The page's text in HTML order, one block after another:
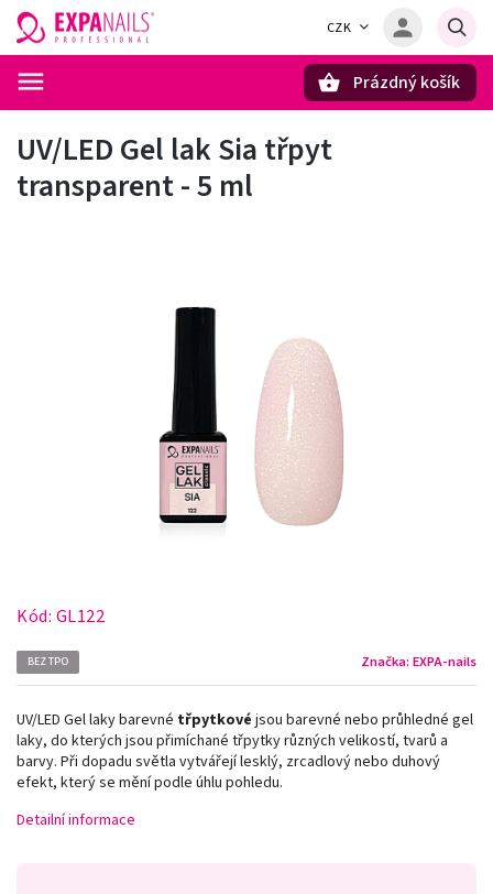
CZK
Prázdný košík
UV/LED Gel lak Sia třpyt
transparent - 5 ml
Kód: GL122
BEZ TPO Značka: EXPA-nails
UV/LED Gel laky barevné třpytkové jsou barevné nebo průhledné gel
laky, do kterých jsou přimíchané třpytky různých velikostí, tvarů a
barvy. Při dopadu světla vytvářejí lesklý, zrcadlový nebo duhový
efekt, který se mění podle úhlu pohledu.
Detailní informace